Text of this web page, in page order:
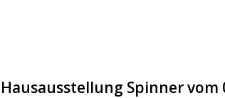
Hausausstellung Spinner vom